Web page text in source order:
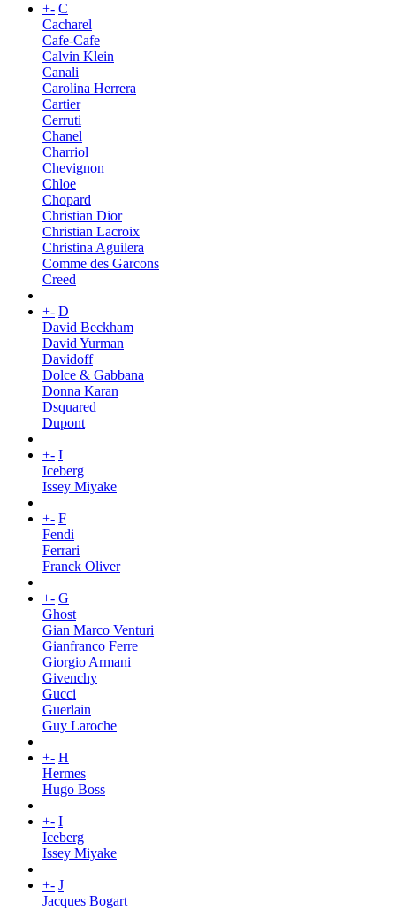
+- C
Cacharel
Cafe-Cafe
Calvin Klein
Canali
Carolina Herrera
Cartier
Cerruti
Chanel
Charriol
Chevignon
Chloe
Chopard
Christian Dior
Christian Lacroix
Christina Aguilera
Comme des Garcons
Creed
+- D
David Beckham
David Yurman
Davidoff
Dolce & Gabbana
Donna Karan
Dsquared
Dupont
+- I
Iceberg
Issey Miyake
+- F
Fendi
Ferrari
Franck Oliver
+- G
Ghost
Gian Marco Venturi
Gianfranco Ferre
Giorgio Armani
Givenchy
Gucci
Guerlain
Guy Laroche
+- H
Hermes
Hugo Boss
+- I
Iceberg
Issey Miyake
+- J
Jacques Bogart